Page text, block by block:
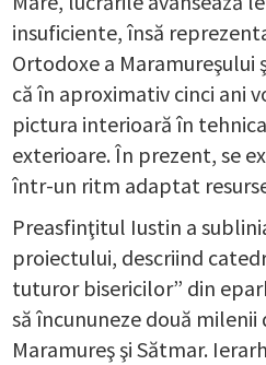
insuficiente, însă
Ortodoxe a Maramureşului
că în aproximativ cinci ani
pictura interioară în
exterioare. În prezent, se
într-un ritm adaptat
Preasfinţitul Iustin a
proiectului, descriind
tuturor bisericilor” din
să încununeze două milenii
Maramureş şi Sătmar.